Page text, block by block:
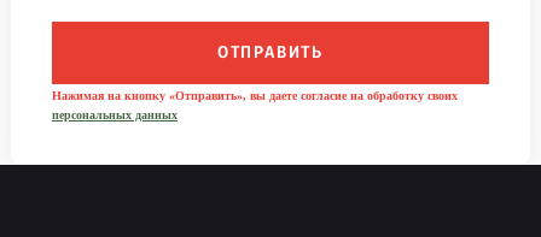
ОТПРАВИТЬ
Нажимая на кнопку «Отправить», вы даете согласие на обработку своих
персональных данных